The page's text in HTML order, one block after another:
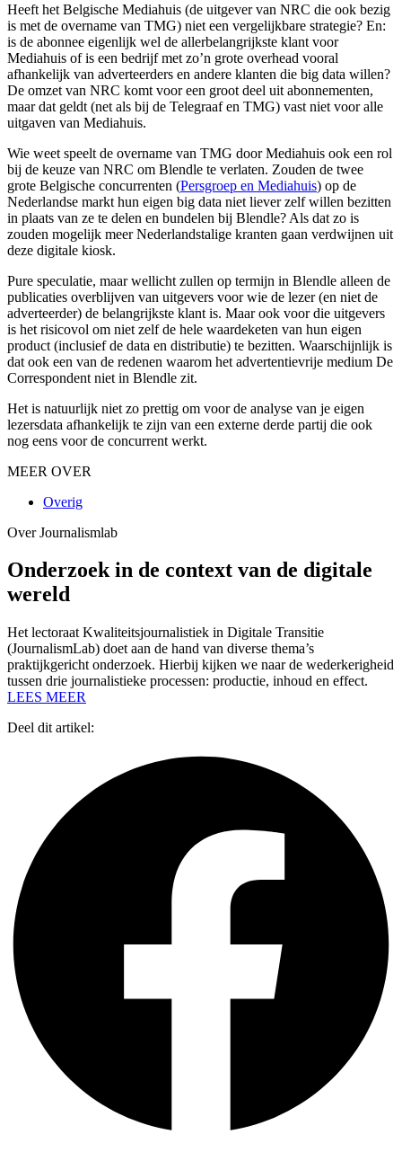
Heeft het Belgische Mediahuis (de uitgever van NRC die ook bezig
is met de overname van TMG) niet een vergelijkbare strategie? En:
is de abonnee eigenlijk wel de allerbelangrijkste klant voor
Mediahuis of is een bedrijf met zo’n grote overhead vooral
afhankelijk van adverteerders en andere klanten die big data willen?
De omzet van NRC komt voor een groot deel uit abonnementen,
maar dat geldt (net als bij de Telegraaf en TMG) vast niet voor alle
uitgaven van Mediahuis.
Wie weet speelt de overname van TMG door Mediahuis ook een rol
bij de keuze van NRC om Blendle te verlaten. Zouden de twee
grote Belgische concurrenten (Persgroep en Mediahuis) op de
Nederlandse markt hun eigen big data niet liever zelf willen bezitten
in plaats van ze te delen en bundelen bij Blendle? Als dat zo is
zouden mogelijk meer Nederlandstalige kranten gaan verdwijnen uit
deze digitale kiosk.
Pure speculatie, maar wellicht zullen op termijn in Blendle alleen de
publicaties overblijven van uitgevers voor wie de lezer (en niet de
adverteerder) de belangrijkste klant is. Maar ook voor die uitgevers
is het risicovol om niet zelf de hele waardeketen van hun eigen
product (inclusief de data en distributie) te bezitten. Waarschijnlijk is
dat ook een van de redenen waarom het advertentievrije medium De
Correspondent niet in Blendle zit.
Het is natuurlijk niet zo prettig om voor de analyse van je eigen
lezersdata afhankelijk te zijn van een externe derde partij die ook
nog eens voor de concurrent werkt.
MEER OVER
Overig
Over Journalismlab
Onderzoek in de context van de digitale
wereld
Het lectoraat Kwaliteitsjournalistiek in Digitale Transitie
(JournalismLab) doet aan de hand van diverse thema’s
praktijkgericht onderzoek. Hierbij kijken we naar de wederkerigheid
tussen drie journalistieke processen: productie, inhoud en effect.
LEES MEER
Deel dit artikel: